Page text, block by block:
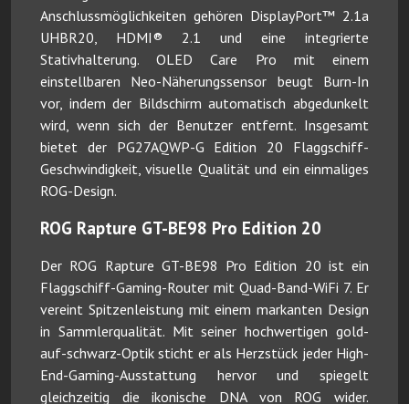
Anschlussmöglichkeiten gehören DisplayPort™ 2.1a
UHBR20, HDMI® 2.1 und eine integrierte
Stativhalterung. OLED Care Pro mit einem
einstellbaren Neo-Näherungssensor beugt Burn-In
vor, indem der Bildschirm automatisch abgedunkelt
wird, wenn sich der Benutzer entfernt. Insgesamt
bietet der PG27AQWP-G Edition 20 Flaggschiff-
Geschwindigkeit, visuelle Qualität und ein einmaliges
ROG-Design.
ROG Rapture GT-BE98 Pro Edition 20
Der ROG Rapture GT-BE98 Pro Edition 20 ist ein
Flaggschiff-Gaming-Router mit Quad-Band-WiFi 7. Er
vereint Spitzenleistung mit einem markanten Design
in Sammlerqualität. Mit seiner hochwertigen gold-
auf-schwarz-Optik sticht er als Herzstück jeder High-
End-Gaming-Ausstattung hervor und spiegelt
gleichzeitig die ikonische DNA von ROG wider.